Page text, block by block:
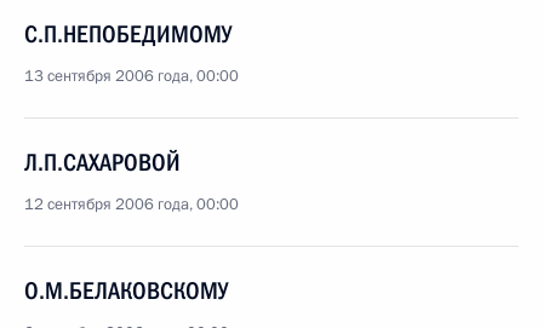
С.П.НЕПОБЕДИМОМУ
13 сентября 2006 года, 00:00
Л.П.САХАРОВОЙ
12 сентября 2006 года, 00:00
О.М.БЕЛАКОВСКОМУ